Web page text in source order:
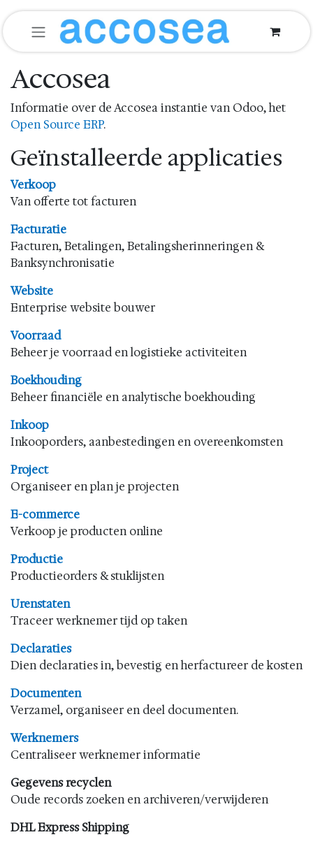
Overslaan naar inhoud
Accosea
Informatie over de Accosea instantie van Odoo, het
Open Source ERP.
Geïnstalleerde applicaties
Verkoop
Van offerte tot facturen
Facturatie
Facturen, Betalingen, Betalingsherinneringen &
Banksynchronisatie
Website
Enterprise website bouwer
Voorraad
Beheer je voorraad en logistieke activiteiten
Boekhouding
Beheer financiële en analytische boekhouding
Inkoop
Inkooporders, aanbestedingen en overeenkomsten
Project
Organiseer en plan je projecten
E-commerce
Verkoop je producten online
Productie
Productieorders & stuklijsten
Urenstaten
Traceer werknemer tijd op taken
Declaraties
Dien declaraties in, bevestig en herfactureer de kosten
Documenten
Verzamel, organiseer en deel documenten.
Werknemers
Centraliseer werknemer informatie
Gegevens recyclen
Oude records zoeken en archiveren/verwijderen
DHL Express Shipping